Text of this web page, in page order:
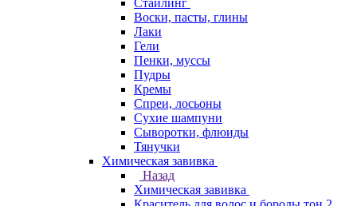
Стайлинг
Воски, пасты, глины
Лаки
Гели
Пенки, муссы
Пудры
Кремы
Спреи, лосьоны
Сухие шампуни
Сыворотки, флюиды
Тянучки
Химическая завивка
Назад
Химическая завивка